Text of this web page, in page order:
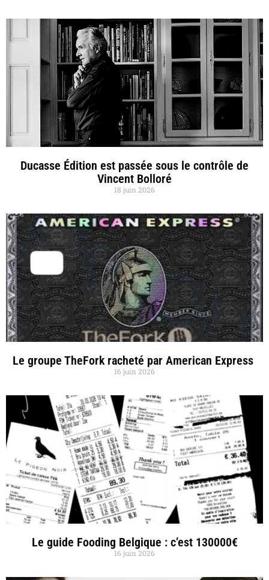
Ducasse Édition est passée sous le contrôle de
Vincent Bolloré
18 juin 2026
Le groupe TheFork racheté par American Express
16 juin 2026
Le guide Fooding Belgique : c’est 130000€
16 juin 2026